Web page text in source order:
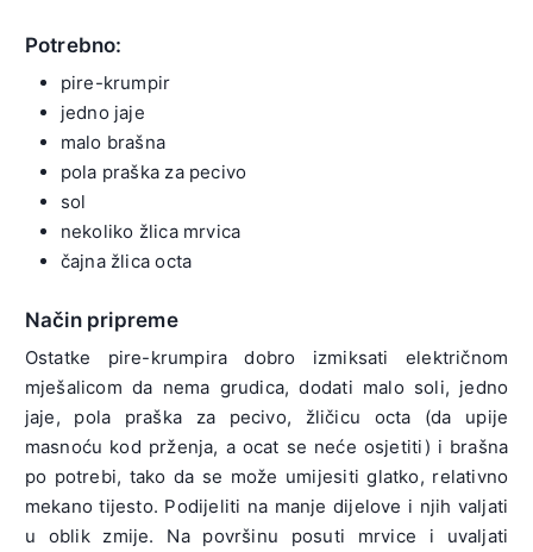
Potrebno:
pire-krumpir
jedno jaje
malo brašna
pola praška za pecivo
sol
nekoliko žlica mrvica
čajna žlica octa
Način pripreme
Ostatke pire-krumpira dobro izmiksati električnom
mješalicom da nema grudica, dodati malo soli, jedno
jaje, pola praška za pecivo, žličicu octa (da upije
masnoću kod prženja, a ocat se neće osjetiti) i brašna
po potrebi, tako da se može umijesiti glatko, relativno
mekano tijesto. Podijeliti na manje dijelove i njih valjati
u oblik zmije. Na površinu posuti mrvice i uvaljati